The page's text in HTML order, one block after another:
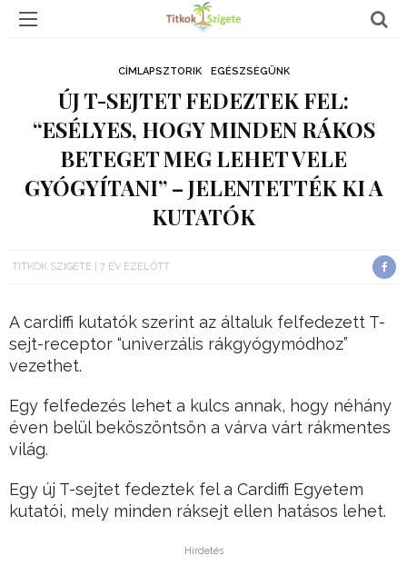
CÍMLAPSZTORIK EGÉSZSÉGÜNK
ÚJ T-SEJTET FEDEZTEK FEL:
“ESÉLYES, HOGY MINDEN RÁKOS
BETEGET MEG LEHET VELE
GYÓGYÍTANI” – JELENTETTÉK KI A
KUTATÓK
TITKOK SZIGETE 7 ÉV EZELŐTT
A cardiffi kutatók szerint az általuk felfedezett T-
sejt-receptor “univerzális rákgyógymódhoz”
vezethet.
Egy felfedezés lehet a kulcs annak, hogy néhány
éven belül beköszöntsön a várva várt rákmentes
világ.
Egy új T-sejtet fedeztek fel a Cardiffi Egyetem
kutatói, mely minden ráksejt ellen hatásos lehet.
Hirdetés